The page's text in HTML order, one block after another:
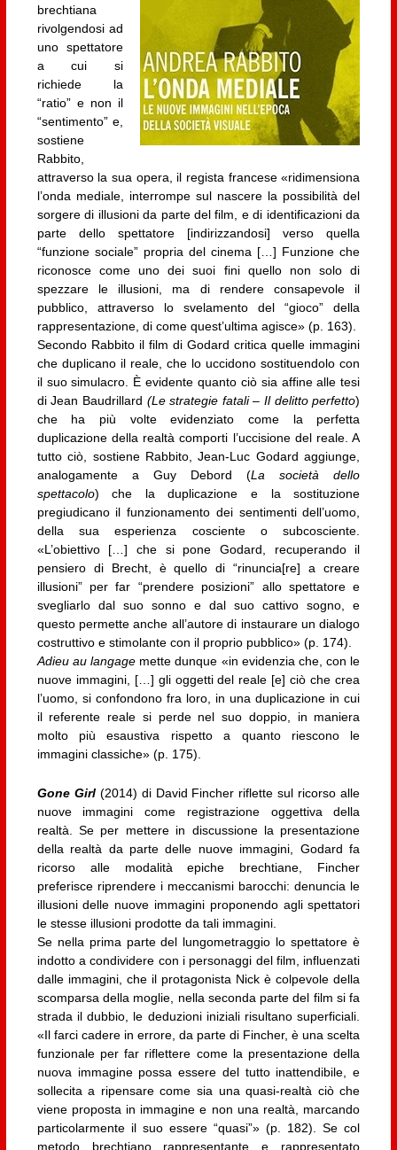
brechtiana
rivolgendosi ad
uno spettatore
a cui si
richiede la
“ratio” e non il
“sentimento” e,
sostiene
Rabbito,
attraverso la sua opera, il regista francese «ridimensiona
l’onda mediale, interrompe sul nascere la possibilità del
sorgere di illusioni da parte del film, e di identificazioni da
parte dello spettatore [indirizzandosi] verso quella
“funzione sociale” propria del cinema […] Funzione che
riconosce come uno dei suoi fini quello non solo di
spezzare le illusioni, ma di rendere consapevole il
pubblico, attraverso lo svelamento del “gioco” della
rappresentazione, di come quest’ultima agisce» (p. 163).
Secondo Rabbito il film di Godard critica quelle immagini
che duplicano il reale, che lo uccidono sostituendolo con
il suo simulacro. È evidente quanto ciò sia affine alle tesi
di Jean Baudrillard (Le strategie fatali–Il delitto perfetto)
che ha più volte evidenziato come la perfetta
duplicazione della realtà comporti l’uccisione del reale. A
tutto ciò, sostiene Rabbito, Jean-Luc Godard aggiunge,
analogamente a Guy Debord (La società dello
spettacolo) che la duplicazione e la sostituzione
pregiudicano il funzionamento dei sentimenti dell’uomo,
della sua esperienza cosciente o subcosciente.
«L’obiettivo […] che si pone Godard, recuperando il
pensiero di Brecht, è quello di “rinuncia[re] a creare
illusioni” per far “prendere posizioni” allo spettatore e
svegliarlo dal suo sonno e dal suo cattivo sogno, e
questo permette anche all’autore di instaurare un dialogo
costruttivo e stimolante con il proprio pubblico» (p. 174).
Adieu au langage mette dunque «in evidenzia che, con le
nuove immagini, […] gli oggetti del reale [e] ciò che crea
l’uomo, si confondono fra loro, in una duplicazione in cui
il referente reale si perde nel suo doppio, in maniera
molto più esaustiva rispetto a quanto riescono le
immagini classiche» (p. 175).
Gone Girl (2014) di David Fincher riflette sul ricorso alle
nuove immagini come registrazione oggettiva della
realtà. Se per mettere in discussione la presentazione
della realtà da parte delle nuove immagini, Godard fa
ricorso alle modalità epiche brechtiane, Fincher
preferisce riprendere i meccanismi barocchi: denuncia le
illusioni delle nuove immagini proponendo agli spettatori
le stesse illusioni prodotte da tali immagini.
Se nella prima parte del lungometraggio lo spettatore è
indotto a condividere con i personaggi del film, influenzati
dalle immagini, che il protagonista Nick è colpevole della
scomparsa della moglie, nella seconda parte del film si fa
strada il dubbio, le deduzioni iniziali risultano superficiali.
«Il farci cadere in errore, da parte di Fincher, è una scelta
funzionale per far riflettere come la presentazione della
nuova immagine possa essere del tutto inattendibile, e
sollecita a ripensare come sia una quasi-realtà ciò che
viene proposta in immagine e non una realtà, marcando
particolarmente il suo essere “quasi”» (p. 182). Se col
metodo brechtiano rappresentante e rappresentato